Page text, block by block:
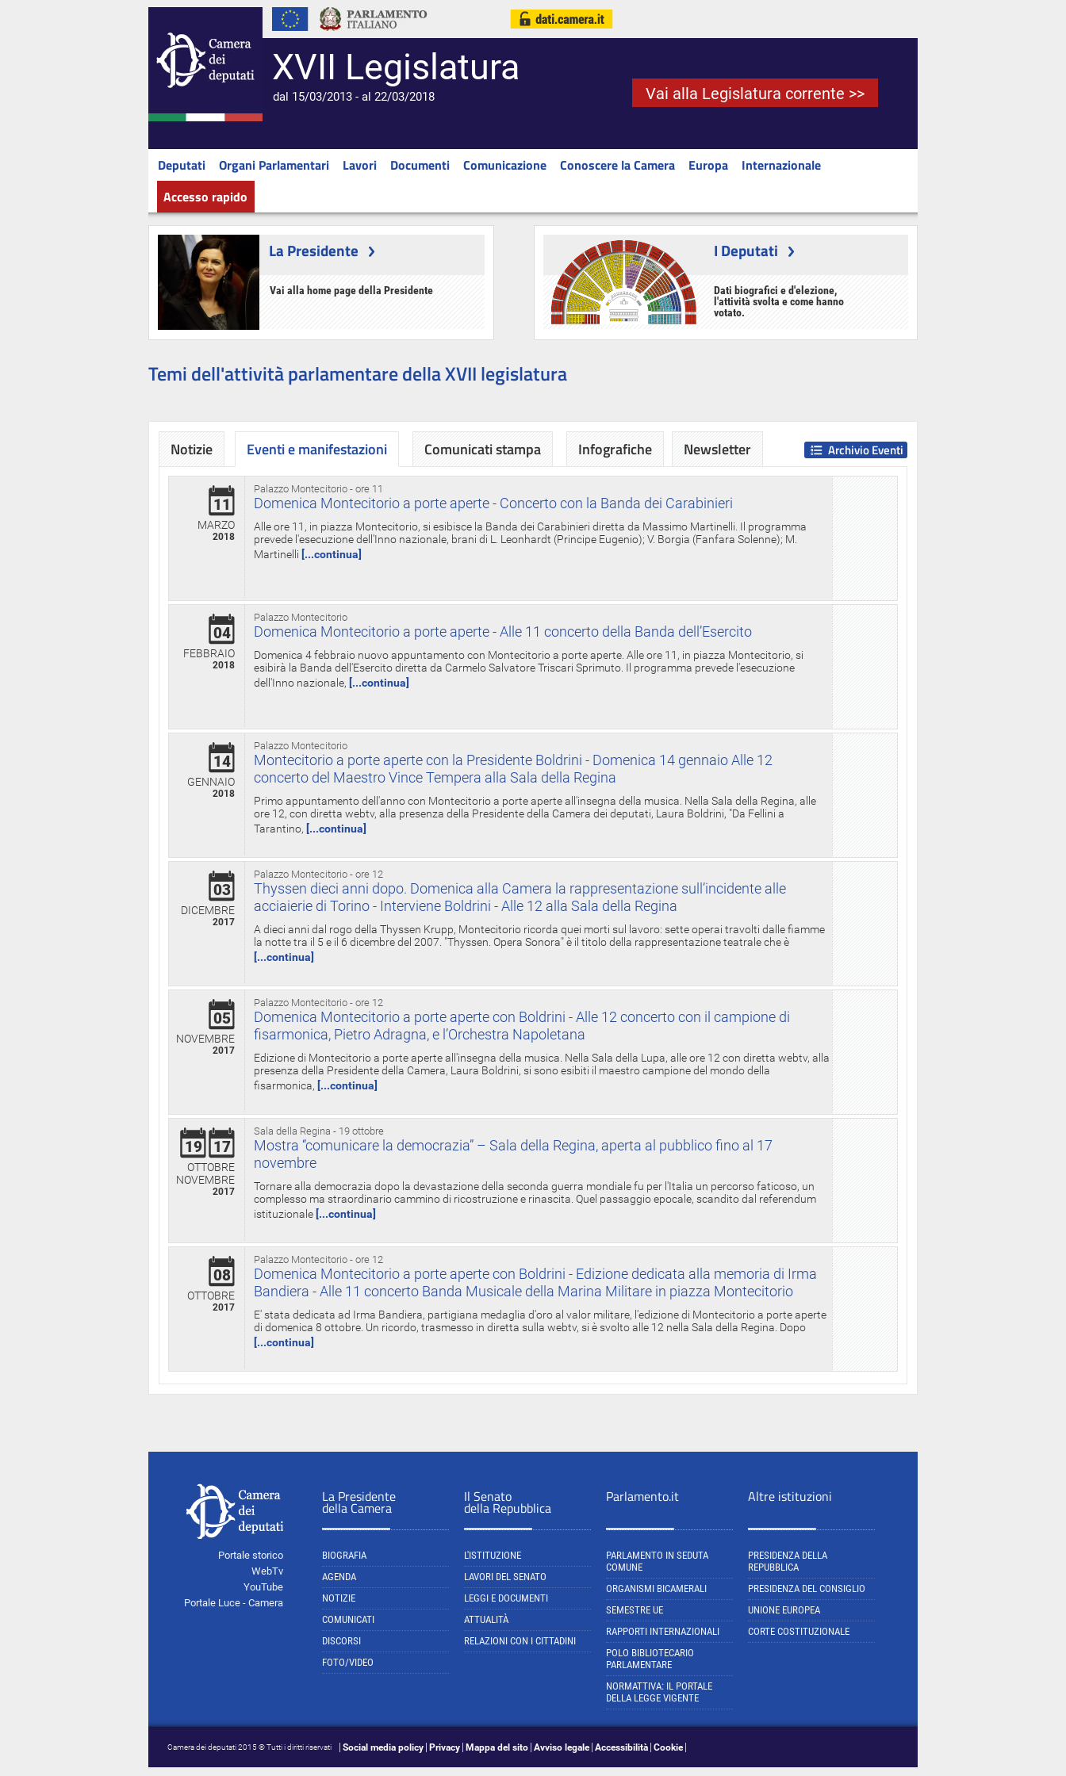
XVII Legislatura
dal 15/03/2013 - al 22/03/2018 Vai alla Legislatura corrente >>
Deputati Organi Parlamentari Lavori Documenti Comunicazione Conoscere la Camera Europa
Internazionale
Accesso rapido
La Presidente
Vai alla home page della Presidente
I Deputati
Dati biografici e d'elezione,
l'attività svolta e come hanno
votato.
Temi dell'attività parlamentare della XVII legislatura
Notizie Eventi e manifestazioni
Palazzo Montecitorio - ore 11
11
MARZO
2018
Domenica Montecitorio a porte aperte - Concerto con la Banda dei Carabinieri
Alle ore 11, in piazza Montecitorio, si esibisce la Banda dei Carabinieri diretta da Massimo Martinelli. Il programma
prevede l'esecuzione dell'Inno nazionale, brani di L. Leonhardt (Principe Eugenio); V. Borgia (Fanfara Solenne); M.
Martinelli [...continua]
Palazzo Montecitorio
04
FEBBRAIO
2018
Domenica Montecitorio a porte aperte - Alle 11 concerto della Banda dell’Esercito
Domenica 4 febbraio nuovo appuntamento con Montecitorio a porte aperte. Alle ore 11, in piazza Montecitorio, si
esibirà la Banda dell'Esercito diretta da Carmelo Salvatore Triscari Sprimuto. Il programma prevede l'esecuzione
dell'Inno nazionale, [...continua]
Palazzo Montecitorio
14
GENNAIO
2018
Montecitorio a porte aperte con la Presidente Boldrini - Domenica 14 gennaio Alle 12
concerto del Maestro Vince Tempera alla Sala della Regina
Primo appuntamento dell'anno con Montecitorio a porte aperte all'insegna della musica. Nella Sala della Regina, alle
ore 12, con diretta webtv, alla presenza della Presidente della Camera dei deputati, Laura Boldrini, "Da Fellini a
Tarantino, [...continua]
Palazzo Montecitorio - ore 12
03
DICEMBRE
2017
Thyssen dieci anni dopo. Domenica alla Camera la rappresentazione sull’incidente alle
acciaierie di Torino - Interviene Boldrini - Alle 12 alla Sala della Regina
A dieci anni dal rogo della Thyssen Krupp, Montecitorio ricorda quei morti sul lavoro: sette operai travolti dalle fiamme
la notte tra il 5 e il 6 dicembre del 2007. "Thyssen. Opera Sonora" è il titolo della rappresentazione teatrale che è
[...continua]
Palazzo Montecitorio - ore 12
05
NOVEMBRE
2017
Domenica Montecitorio a porte aperte con Boldrini - Alle 12 concerto con il campione di
fisarmonica, Pietro Adragna, e l’Orchestra Napoletana
Edizione di Montecitorio a porte aperte all'insegna della musica. Nella Sala della Lupa, alle ore 12 con diretta webtv, alla
presenza della Presidente della Camera, Laura Boldrini, si sono esibiti il maestro campione del mondo della
fisarmonica, [...continua]
Sala della Regina - 19 ottobre
19 17
OTTOBRE
NOVEMBRE
2017
Mostra “comunicare la democrazia” – Sala della Regina, aperta al pubblico fino al 17
novembre
Tornare alla democrazia dopo la devastazione della seconda guerra mondiale fu per l'Italia un percorso faticoso, un
complesso ma straordinario cammino di ricostruzione e rinascita. Quel passaggio epocale, scandito dal referendum
istituzionale [...continua]
Palazzo Montecitorio - ore 12
08
OTTOBRE
2017
Domenica Montecitorio a porte aperte con Boldrini - Edizione dedicata alla memoria di Irma
Bandiera - Alle 11 concerto Banda Musicale della Marina Militare in piazza Montecitorio
E' stata dedicata ad Irma Bandiera, partigiana medaglia d'oro al valor militare, l'edizione di Montecitorio a porte aperte
di domenica 8 ottobre. Un ricordo, trasmesso in diretta sulla webtv, si è svolto alle 12 nella Sala della Regina. Dopo
[...continua]
Archivio Eventi
Comunicati stampa Infografiche Newsletter
Portale storico
WebTv
YouTube
Portale Luce - Camera
La Presidente
della Camera
BIOGRAFIA
AGENDA
NOTIZIE
COMUNICATI
DISCORSI
FOTO/VIDEO
Il Senato
della Repubblica
L'ISTITUZIONE
LAVORI DEL SENATO
LEGGI E DOCUMENTI
ATTUALITÀ
RELAZIONI CON I CITTADINI
Parlamento.it
PARLAMENTO IN SEDUTA
COMUNE
ORGANISMI BICAMERALI
SEMESTRE UE
RAPPORTI INTERNAZIONALI
POLO BIBLIOTECARIO
PARLAMENTARE
NORMATTIVA: IL PORTALE
DELLA LEGGE VIGENTE
Altre istituzioni
PRESIDENZA DELLA
REPUBBLICA
PRESIDENZA DEL CONSIGLIO
UNIONE EUROPEA
CORTE COSTITUZIONALE
Camera dei deputati 2015 © Tutti i diritti riservati Social media policy Privacy Mappa del sito Avviso legale Accessibilità Cookie